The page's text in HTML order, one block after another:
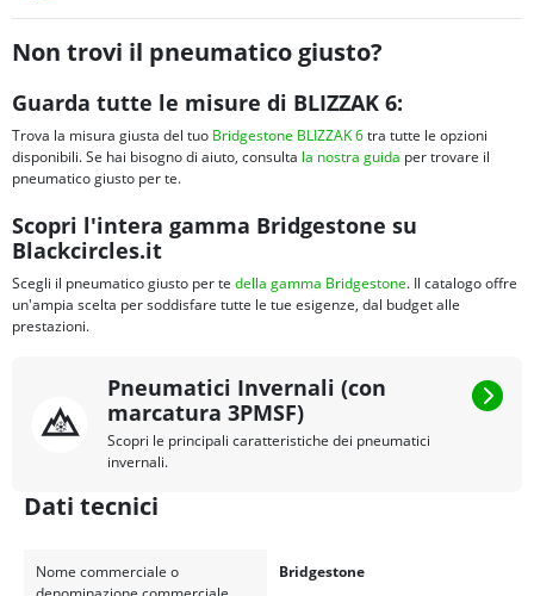
Non trovi il pneumatico giusto?
Guarda tutte le misure di BLIZZAK 6:
Trova la misura giusta del tuo Bridgestone BLIZZAK 6tra tutte le opzioni
disponibili. Se hai bisogno di aiuto, consulta la nostra guida per trovare il
pneumatico giusto per te.
Scopri l'intera gamma Bridgestone su
Blackcircles.it
Scegli il pneumatico giusto per te della gamma Bridgestone. Il catalogo offre
un'ampia scelta per soddisfare tutte le tue esigenze, dal budget alle
prestazioni.
Pneumatici Invernali (con
marcatura 3PMSF)
Scopri le principali caratteristiche dei pneumatici
invernali.
Dati tecnici
Nome commerciale o
Bridgestone